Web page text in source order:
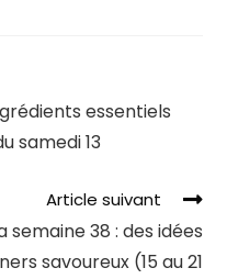
essentiels
samedi 13
Article suivant
38 : des idées
savoureux (15 au 21